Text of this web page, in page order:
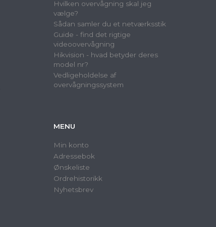
Hvilken overvågning skal jeg
vælge?
Sådan samler du et netværksstik
Guide - find det rigtige
videoovervågning
Hikvision - hvad betyder deres
model nr?
Vedligeholdelse af
overvågningssystem
MENU
Min konto
Adressebok
Ønskeliste
Ordrehistorikk
Nyhetsbrev